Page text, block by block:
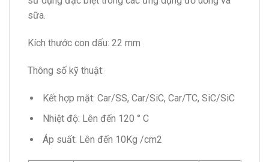
sữa.
Kích thước con dấu: 22 mm
Thông số kỹ thuật:
Kết hợp mặt: Car/SS, Car/SiC, Car/TC, SiC/SiC
Nhiệt độ: Lên đến 120 ° C
Áp suất: Lên đến 10Kg /cm2